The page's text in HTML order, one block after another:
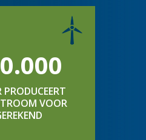
PRODUCEERT
VOOR